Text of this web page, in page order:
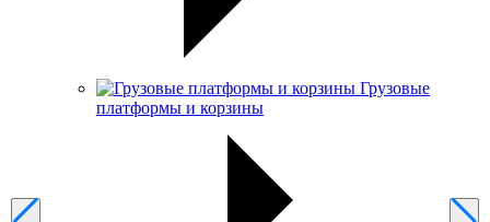
Грузовые
платформы и корзины